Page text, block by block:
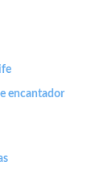
encantador